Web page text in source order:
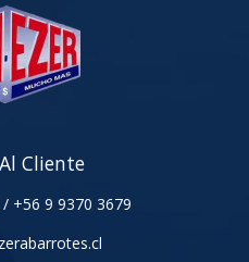
Cliente
/ +56 9 9370 3679